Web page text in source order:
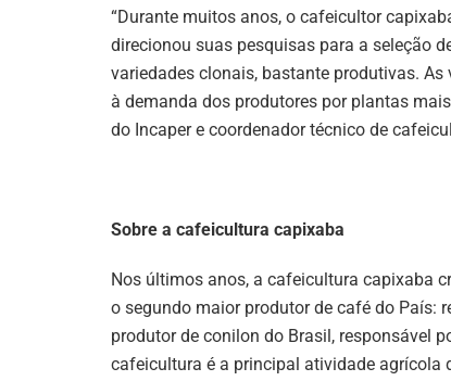
“Durante muitos anos, o cafeicultor
direcionou suas pesquisas para a seleção
variedades clonais, bastante produtivas.
à demanda dos produtores por plantas
do Incaper e coordenador técnico de
Sobre a cafeicultura capixaba
Nos últimos anos, a cafeicultura capixaba
o segundo maior produtor de café do País:
produtor de conilon do Brasil, responsável
cafeicultura é a principal atividade agrícola